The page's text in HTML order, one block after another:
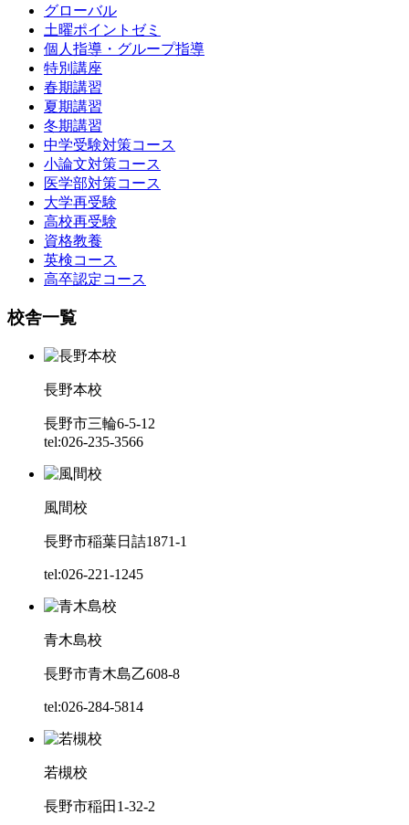
グローバル
土曜ポイントゼミ
個人指導・グループ指導
特別講座
春期講習
夏期講習
冬期講習
中学受験対策コース
小論文対策コース
医学部対策コース
大学再受験
高校再受験
資格教養
英検コース
高卒認定コース
校舎一覧
長野本校
長野市三輪6-5-12
tel:026-235-3566
風間校
長野市稲葉日詰1871-1
tel:026-221-1245
青木島校
長野市青木島乙608-8
tel:026-284-5814
若槻校
長野市稲田1-32-2